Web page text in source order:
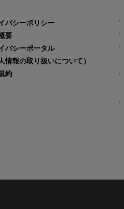
バシーポリシー
要
バシーポータル
情報の取り扱いについて）
約